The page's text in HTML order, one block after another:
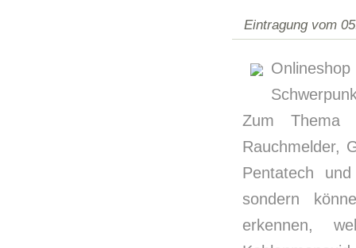
Eintragung vom
Zum Thema
Rauchmelder,
Pentatech
sondern
erkennen,